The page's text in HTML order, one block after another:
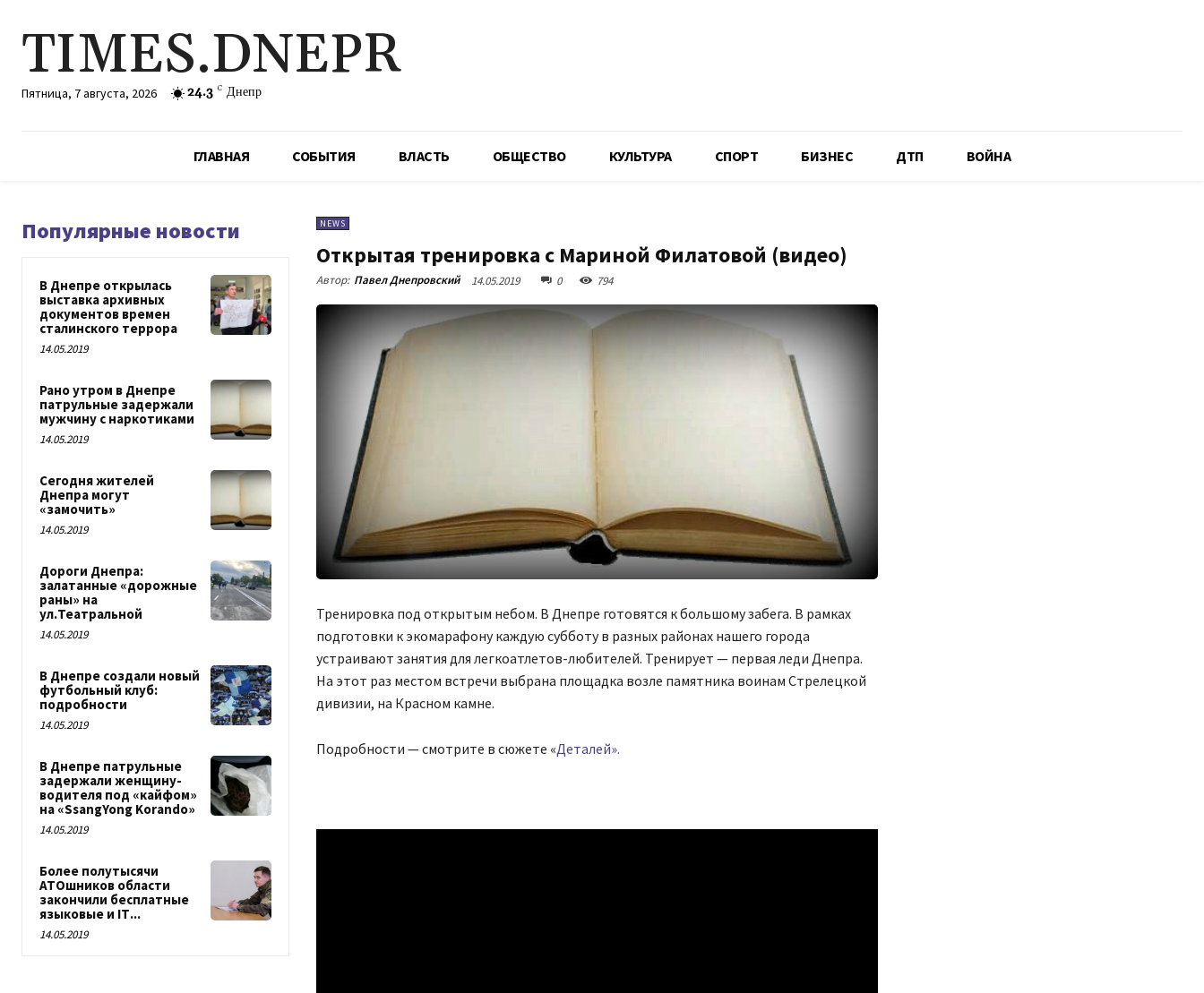
TIMES.DNEPR
Пятница, 7 августа, 2026 24.3 C Днепр
ГЛАВНАЯ СОБЫТИЯ ВЛАСТЬ ОБЩЕСТВО КУЛЬТУРА СПОРТ БИЗНЕС ДТП ВОЙНА
Популярные новости
В Днепре открылась
выставка архивных
документов времен
сталинского террора
14.05.2019
Рано утром в Днепре
патрульные задержали
мужчину с наркотиками
14.05.2019
Сегодня жителей
Днепра могут
«замочить»
14.05.2019
Дороги Днепра:
залатанные «дорожные
раны» на
ул.Театральной
14.05.2019
В Днепре создали новый
футбольный клуб:
подробности
14.05.2019
В Днепре патрульные
задержали женщину-
водителя под «кайфом»
на «SsangYong Korando»
14.05.2019
Более полутысячи
АТОшников области
закончили бесплатные
языковые и IТ...
14.05.2019
NEWS
Открытая тренировка с Мариной Филатовой (видео)
Автор: Павел Днепровский 14.05.2019 0 794
Тренировка под открытым небом. В Днепре готовятся к большому забега. В рамках
подготовки к экомарафону каждую субботу в разных районах нашего города
устраивают занятия для легкоатлетов-любителей. Тренирует — первая леди Днепра.
На этот раз местом встречи выбрана площадка возле памятника воинам Стрелецкой
дивизии, на Красном камне.
Подробности — смотрите в сюжете «Деталей».